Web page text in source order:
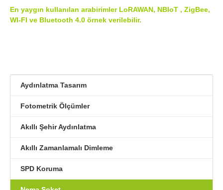
Aydınlatma Tasarım
Fotometrik Ölçümler
Akıllı Şehir Aydınlatma
Akıllı Zamanlamalı Dimleme
SPD Koruma
En yaygın kullanılan arabirimler LoRAWAN, NBIoT , ZigBee,
WI-FI ve Bluetooth 4.0 örnek verilebilir.